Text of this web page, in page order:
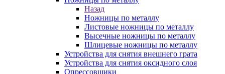
Назад
Ножницы по металлу
Листовые ножницы по металлу
Высечные ножницы по металлу
Шлицевые ножницы по металлу
Устройства для снятия внешнего грата
Устройства для снятия оксидного слоя
Опрессовщики